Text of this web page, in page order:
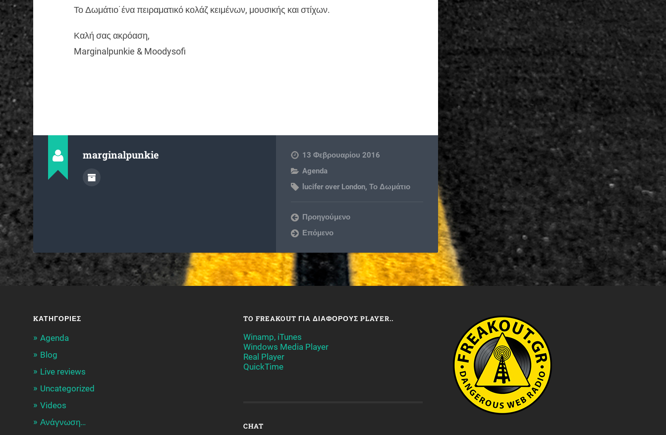
Το Δωμάτιο˙ένα πειραματικό κολάζ κειμένων, μουσικής και στίχων.
Καλή σας ακρόαση,
Marginalpunkie & Moodysofi
marginalpunkie
13 Φεβρουαρίου 2016
Agenda
lucifer over London,Το Δωμάτιο
Προηγούμενο
Επόμενο
KΑΤΗΓΟΡΊΕΣ
Agenda
Blog
Live reviews
Uncategorized
Videos
Ανάγνωση…
TO FREAKOUT ΓΙΑ ΔΙΆΦΟΡΟΥΣ PLAYER..
Winamp, iTunes
Windows Media Player
Real Player
QuickTime
CHAT